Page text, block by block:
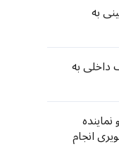
به
داخلی به
انجام